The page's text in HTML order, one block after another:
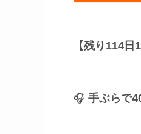
【残り114日
🎧 手ぶらで